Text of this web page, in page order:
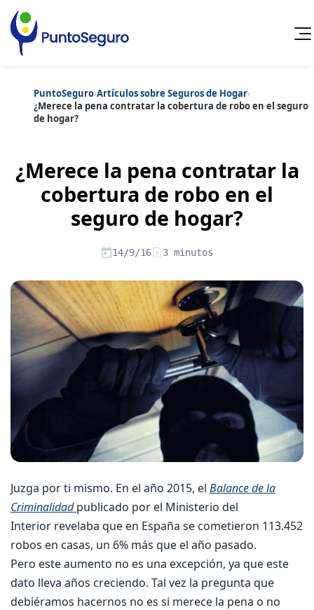
Cancelar
Artículos sobre Otros Seguros
Artículos sobre Seguros de Auto
Artículos sobre Seguros de Hogar
Artículos sobre Seguros de Salud Contenido extra
Artículos sobre Convenios Colectivos
Artículos sobre Seguros de Vida Hipoteca
Artículos sobre la Jubilación
PuntoSeguro›Artículos sobre Seguros de Hogar›
¿Merece la pena contratar la cobertura de robo en el seguro
de hogar?
¿Merece la pena contratar la
cobertura de robo en el
seguro de hogar?
14/9/16 3 minutos
Juzga por ti mismo. En el año 2015, el Balance de la
Criminalidad publicado por el Ministerio del
Interior revelaba que en España se cometieron 113.452
robos en casas, un 6% más que el año pasado.
Pero este aumento no es una excepción, ya que este
dato lleva años creciendo. Tal vez la pregunta que
debiéramos hacernos no es si merece la pena o no